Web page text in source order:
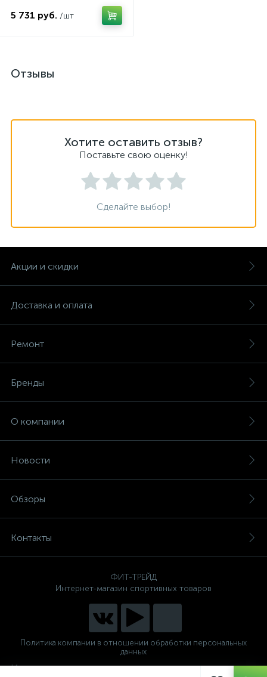
5 731 руб. /шт
Отзывы
Хотите оставить отзыв?
Поставьте свою оценку!
Сделайте выбор!
Акции и скидки
Доставка и оплата
Ремонт
Бренды
О компании
Новости
Обзоры
Контакты
ФИТ-ТРЕЙД
Интернет-магазин спортивных товаров
Политика компании в отношении обработки персональных
данных
Интернет магазин спортивных тренажеров для дома и